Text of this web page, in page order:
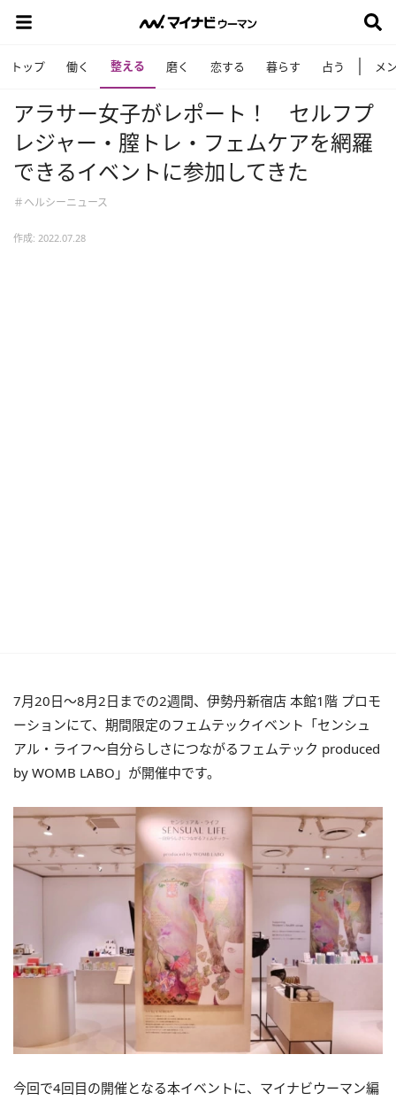
トップ 働く 整える 磨く 恋する 暮らす 占う メ
アラサー女子がレポート！ セルフプ
レジャー・膣トレ・フェムケアを網羅
できるイベントに参加してきた
＃ヘルシーニュース
作成: 2022.07.28
7月20日～8月2日までの2週間、伊勢丹新宿店 本館1階 プロモ
ーションにて、期間限定のフェムテックイベント「センシュ
アル・ライフ～自分らしさにつながるフェムテック produced
by WOMB LABO」が開催中です。
今回で4回目の開催となる本イベントに、マイナビウーマン編